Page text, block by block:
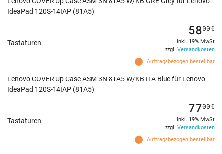
IdeaPad 120S-14IAP (81A5)
Tastaturen
Auftragsbezogen bestellbar
5800€
inkl. 19% MwSt
zzgl. Versandkosten
Lenovo COVER Up Case ASM 3N 81A5 W/KB ITA Blue für Lenovo
IdeaPad 120S-14IAP (81A5)
Tastaturen
Auftragsbezogen bestellbar
7700€
inkl. 19% MwSt
zzgl. Versandkosten